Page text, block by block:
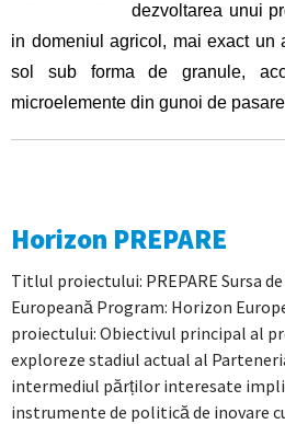
dezvoltarea unui
in domeniul agricol, mai exact un
sol sub forma de granule,
microelemente din gunoi de
Horizon PREPARE
Titlul proiectului: PREPARE Sursa
Europeană Program: Horizon
proiectului: Obiectivul principal al
exploreze stadiul actual al
intermediul părților interesate
instrumente de politică de inovare